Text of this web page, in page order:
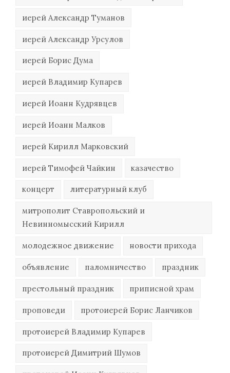
иерей Александр Туманов
иерей Александр Урсулов
иерей Борис Дума
иерей Владимир Купарев
иерей Иоанн Кудрявцев
иерей Иоанн Малков
иерей Кирилл Марковский
иерей Тимофей Чайкин казачество
концерт литературный клуб
митрополит Ставропольский и
Невинномысский Кирилл
молодежное движение новости прихода
объявление паломничество праздник
престольный праздник приписной храм
проповеди протоиерей Борис Ланчиков
протоиерей Владимир Купарев
протоиерей Димитрий Шумов